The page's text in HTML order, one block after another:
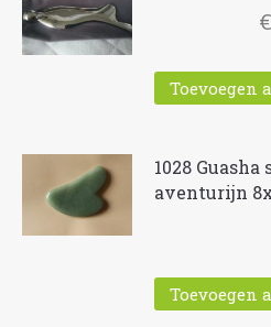
€
Toevoegen
1028
aventurijn
Toevoegen